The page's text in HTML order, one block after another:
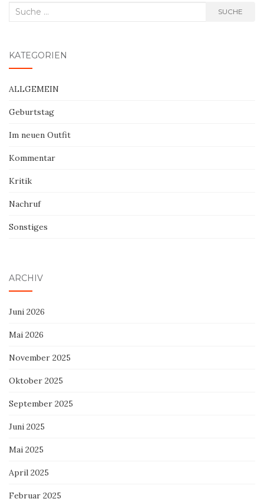
Suche
SUCHE
KATEGORIEN
ALLGEMEIN
Geburtstag
Im neuen Outfit
Kommentar
Kritik
Nachruf
Sonstiges
ARCHIV
Juni 2026
Mai 2026
November 2025
Oktober 2025
September 2025
Juni 2025
Mai 2025
April 2025
Februar 2025